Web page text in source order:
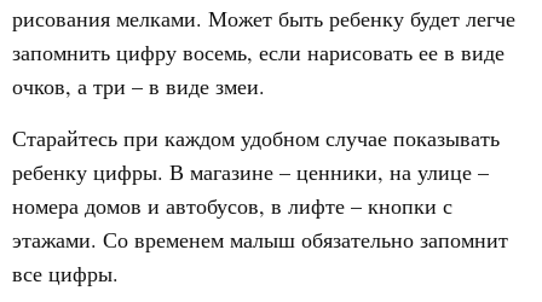
рисования мелками. Может быть ребенку будет легче
запомнить цифру восемь, если нарисовать ее в виде
очков, а три – в виде змеи.
Старайтесь при каждом удобном случае показывать
ребенку цифры. В магазине – ценники, на улице –
номера домов и автобусов, в лифте – кнопки с
этажами. Со временем малыш обязательно запомнит
все цифры.